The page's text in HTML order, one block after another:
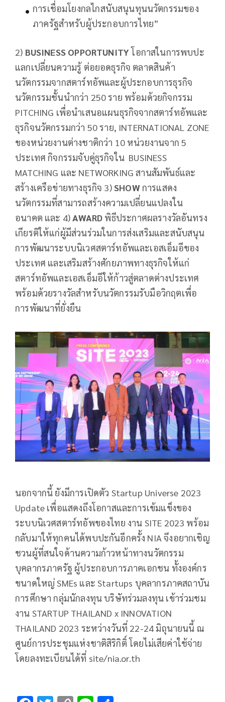
การเชื่อมโยงกลไกสนับสนุนทุนนวัตกรรมของ
ภาครัฐสำหรับผู้ประกอบการไทย”
2) BUSINESS OPPORTUNITY โอกาสในการพบปะ
แลกเปลี่ยนความรู้ ต่อยอดธุรกิจ ตลาดสินค้า
นวัตกรรมจากสตาร์ทอัพและผู้ประกอบการธุรกิจ
นวัตกรรมชั้นนำกว่า 250 ราย พร้อมด้วยกิจกรรม
PITCHING เพื่อนำเสนอแผนธุรกิจจากสตาร์ทอัพและ
ธุรกิจนวัตกรรมกว่า 50 ราย, INTERNATIONAL ZONE
ของหน่วยงานต่างชาติกว่า 10 หน่วยงานจาก 5
ประเทศ​ กิจกรรมจับคู่ธุรกิจใน BUSINESS
MATCHING และ NETWORKING สานสัมพันธ์และ
สร้างเครือข่ายทางธุรกิจ 3)SHOWการแสดง
นวัตกรรมที่สามารถสร้างความเปลี่ยนแปลงใน
อนาคต และ 4)AWARD พิธีประกาศผลรางวัลอันทรง
เกียรติให้แก่ผู้มีส่วนร่วมในการส่งเสริมและสนับสนุน
การพัฒนาระบบนิเวศสตาร์ทอัพและเอสเอ็มอีของ
ประเทศ และเสริมสร้างศักยภาพทางธุรกิจให้แก่
สตาร์ทอัพและเอสเอ็มอีให้ก้าวสู่ตลาดต่างประเทศ
พร้อมด้วยรางวัลสำหรับนวัตกรรมรับมือวิกฤตเพื่อ
การพัฒนาที่ยั่งยืน
นอกจากนี้ ยังมีการเปิดตัว Startup Universe 2023
Update เพื่อแสดงถึงโอกาสและการเข้มแข็งของ
ระบบนิเวศสตาร์ทอัพของไทย งาน SITE 2023 พร้อม
กลับมาให้ทุกคนได้พบปะกันอีกครั้ง NIA จึงอยากเชิญ
ชวนผู้ที่สนใจด้านความก้าวหน้าทางนวัตกรรม
บุคลากรภาครัฐ​ ผู้ประกอบการภาคเอกชน ทั้งองค์กร
ขนาดใหญ่​ SMEs และ Startups บุคลากรภาคสถาบัน
การศึกษา​ กลุ่มนักลงทุน บริษัทร่วมลงทุน​ เข้าร่วมชม
งาน STARTUP THAILAND x INNOVATION
THAILAND 2023 ระหว่างวันที่ 22-24 มิถุนายนนี้ ณ
ศูนย์การประชุมแห่งชาติสิริกิติ์ โดยไม่เสียค่าใช้จ่าย
โดยลงทะเบียนได้ที่ site/nia.or.th